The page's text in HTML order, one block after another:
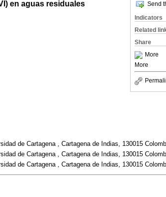
Send
Indicators
Related
Share
More
More
en aguas residuales
de Cartagena , Cartagena de Indias, 130015
de Cartagena , Cartagena de Indias, 130015
de Cartagena , Cartagena de Indias, 130015